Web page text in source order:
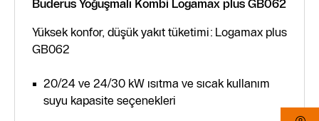
Buderus Yoğuşmalı Kombi Logamax plus GB062
Yüksek konfor, düşük yakıt tüketimi: Logamax plus
GB062
20/24 ve 24/30 kW ısıtma ve sıcak kullanım
suyu kapasite seçenekleri